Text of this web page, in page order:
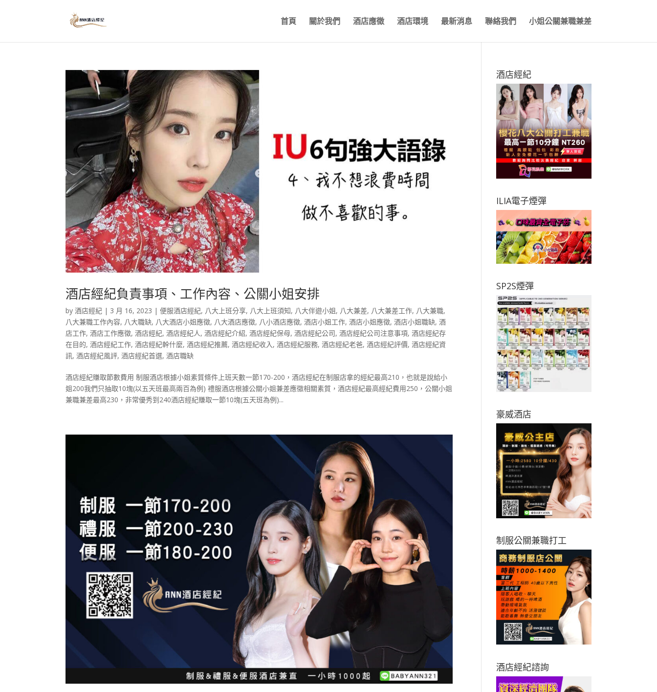
首頁 關於我們 酒店應徵 酒店環境 最新消息 聯絡我們 小姐公關兼職兼差
酒店經紀負責事項、工作內容、公關小姐安排
by酒店經紀 | 3 月 16, 2023 |便服酒店經紀, 八大上班分享, 八大上班須知, 八大伴遊小姐, 八大兼差, 八大兼差工作, 八大兼職,
八大兼職工作內容, 八大職缺, 八大酒店小姐應徵, 八大酒店應徵, 八小酒店應徵,酒店小姐工作,酒店小姐應徵,酒店小姐職缺,酒
店工作,酒店工作應徵,酒店經紀,酒店經紀人,酒店經紀介紹,酒店經紀保母,酒店經紀公司,酒店經紀公司注意事項,酒店經紀存
在目的,酒店經紀工作,酒店經紀幹什麼,酒店經紀推薦,酒店經紀收入,酒店經紀服務,酒店經紀老爸,酒店經紀評價,酒店經紀資
訊,酒店經紀風評,酒店經紀首選,酒店職缺
酒店經紀賺取節數費用 制服酒店根據小姐素質條件上班天數一節170-200，酒店經紀在制服店拿的經紀最高210，也就是說給小
姐200我們只抽取10塊(以五天班最高兩百為例) 禮服酒店根據公關小姐兼差應徵相關素質，酒店經紀最高經紀費用250，公關小姐
兼職兼差最高230，非常優秀到240酒店經紀賺取一節10塊(五天班為例)...
酒店經紀
ILIA電子煙彈
SP2S煙彈
豪威酒店
制服公關兼職打工
酒店經紀諮詢